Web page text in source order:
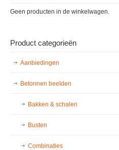
Geen producten in de winkelwagen.
Product categorieën
Aanbiedingen
Betonnen beelden
Bakken & schalen
Busten
Combinaties